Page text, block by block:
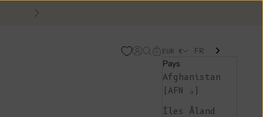
Suivant
Page d'ouverture de
Recherche ouverte
Chariot ouvert
EUR €
Pays
Afghanistan
(AFN ؋)
Îles Åland
FR